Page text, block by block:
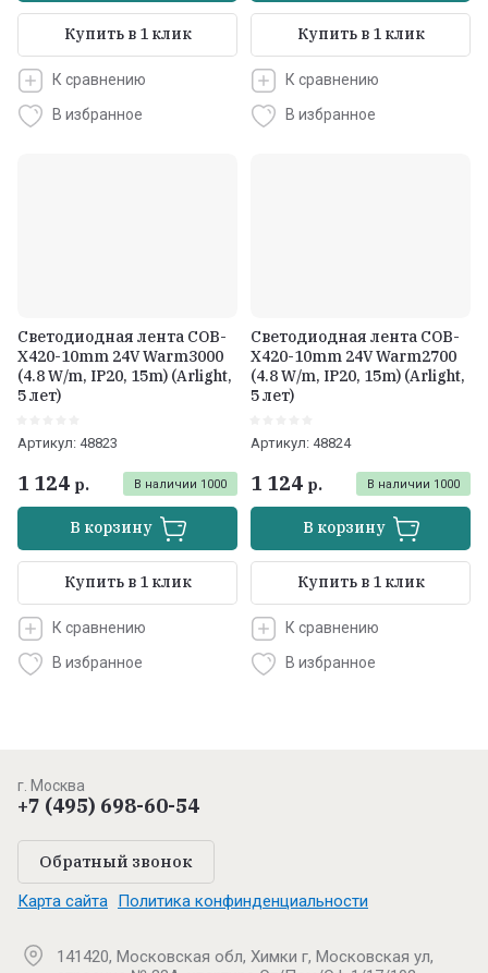
Купить в 1 клик
К сравнению
В избранное
Купить в 1 клик
К сравнению
В избранное
Светодиодная лента COB-
X420-10mm 24V Warm3000
(4.8 W/m, IP20, 15m) (Arlight,
5 лет)
Артикул: 48823
В наличии 1000
1 124 р.
В корзину
Купить в 1 клик
К сравнению
В избранное
Светодиодная лента COB-
X420-10mm 24V Warm2700
(4.8 W/m, IP20, 15m) (Arlight,
5 лет)
Артикул: 48824
В наличии 1000
1 124 р.
В корзину
Купить в 1 клик
К сравнению
В избранное
г. Москва
+7 (495) 698-60-54
Обратный звонок
Карта сайта Политика конфинденциальности
141420, Московская обл, Химки г, Московская ул,